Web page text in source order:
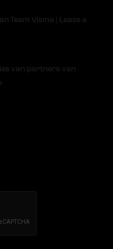
Team Visma | Lease a
van partners van